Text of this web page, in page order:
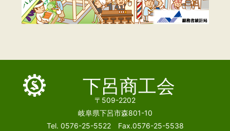
下呂商工会
〒509-2202
岐阜県下呂市森801-10
Tel. 0576-25-5522 Fax.0576-25-5538